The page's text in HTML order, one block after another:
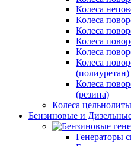
Колеса
Колеса
Колеса
Колеса
Колеса
Колеса
(полиуретан)
Колеса
(резина)
Колеса
Бензиновые и
Генераторы